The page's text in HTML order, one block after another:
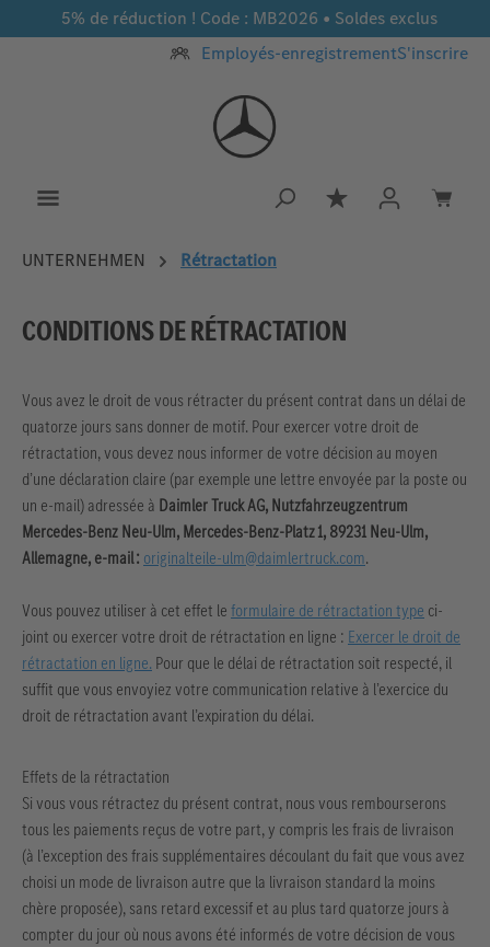
Passer au contenu principal
5% de réduction ! Code : MB2026 • Soldes exclus
Employés-enregistrementS'inscrire
Vous avez 0
UNTERNEHMEN Rétractation
CONDITIONS DE RÉTRACTATION
Vous avez le droit de vous rétracter du présent contrat dans un délai de
quatorze jours sans donner de motif. Pour exercer votre droit de
rétractation, vous devez nous informer de votre décision au moyen
d’une déclaration claire (par exemple une lettre envoyée par la poste ou
un e‑mail) adressée à Daimler Truck AG, Nutzfahrzeugzentrum
Mercedes‑Benz Neu‑Ulm, Mercedes‑Benz‑Platz 1, 89231 Neu‑Ulm,
Allemagne, e‑mail : originalteile‑ulm@daimlertruck.com.
Vous pouvez utiliser à cet effet leformulaire de rétractation type ci-
joint ou exercer votre droit de rétractation en ligne : Exercer le droit de
rétractation en ligne. Pour que le délai de rétractation soit respecté, il
suffit que vous envoyiez votre communication relative à l’exercice du
droit de rétractation avant l’expiration du délai.
Effets de la rétractation
Si vous vous rétractez du présent contrat, nous vous rembourserons
tous les paiements reçus de votre part, y compris les frais de livraison
(à l’exception des frais supplémentaires découlant du fait que vous avez
choisi un mode de livraison autre que la livraison standard la moins
chère proposée), sans retard excessif et au plus tard quatorze jours à
compter du jour où nous avons été informés de votre décision de vous